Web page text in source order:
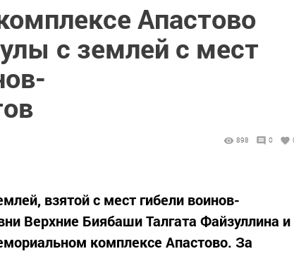
Апастово
с землей с мест
898 0
взятой с мест гибели воинов-
Верхние Биябаши Талгата Файзуллина и
комплексе Апастово. За